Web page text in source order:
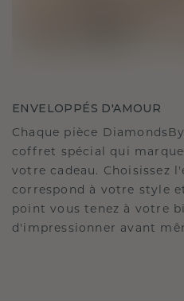
ENVELOPPÉS D'AMOUR
Chaque pièce
coffret spécial qui
votre cadeau. Choisissez
correspond à votre style
point vous tenez à votre
d'impressionner avant